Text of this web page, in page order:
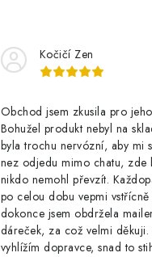
Kočičí Zen
Obchod jsem zkusila pro
Bohužel produkt nebyl na
byla trochu nervózní, aby mi
nez odjedu mimo chatu, zde
nikdo nemohl převzít.
po celou dobu vepmi
dokonce jsem obdržela
dáreček, za což velmi
vyhlížím dopravce, snad to